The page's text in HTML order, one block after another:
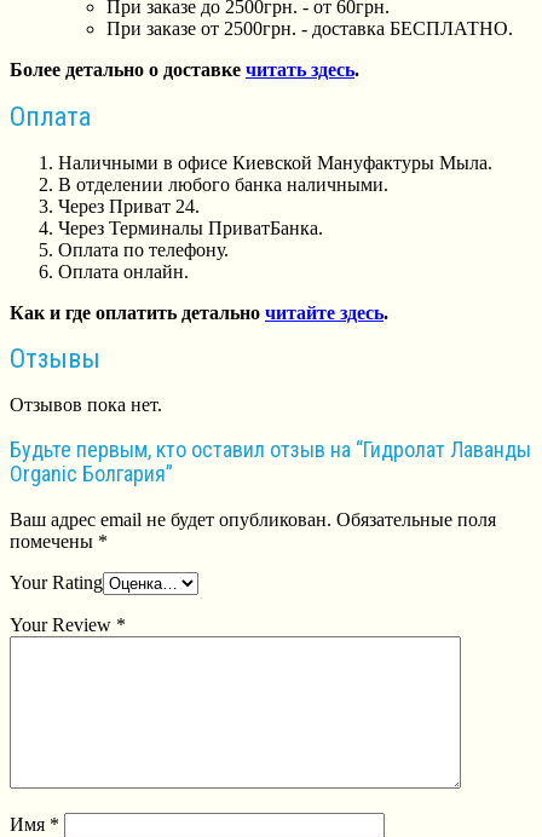
При заказе до 2500грн. - от 60грн.
При заказе от 2500грн. - доставка БЕСПЛАТНО.
Более детально о доставке читать здесь.
Оплата
Наличными в офисе Киевской Мануфактуры Мыла.
В отделении любого банка наличными.
Через Приват 24.
Через Терминалы ПриватБанка.
Оплата по телефону.
Оплата онлайн.
Как и где оплатить детально читайте здесь.
Отзывы
Отзывов пока нет.
Будьте первым, кто оставил отзыв на “Гидролат Лаванды
Organic Болгария”
Ваш адрес email не будет опубликован. Обязательные поля
помечены *
Your Rating
Your Review *
Имя *